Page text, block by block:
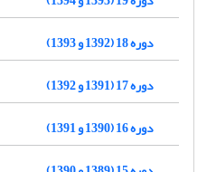
دوره 18 (1392 و 1393)
دوره 17 (1391 و 1392)
دوره 16 (1390 و 1391)